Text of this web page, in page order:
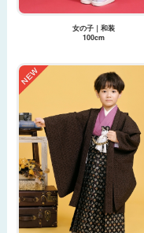
女の子｜和装
100cm